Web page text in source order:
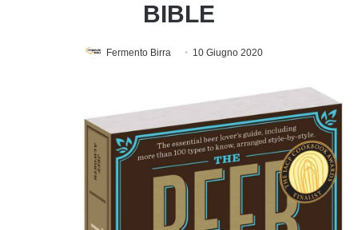
BIBLE
Fermento Birra 10 Giugno 2020